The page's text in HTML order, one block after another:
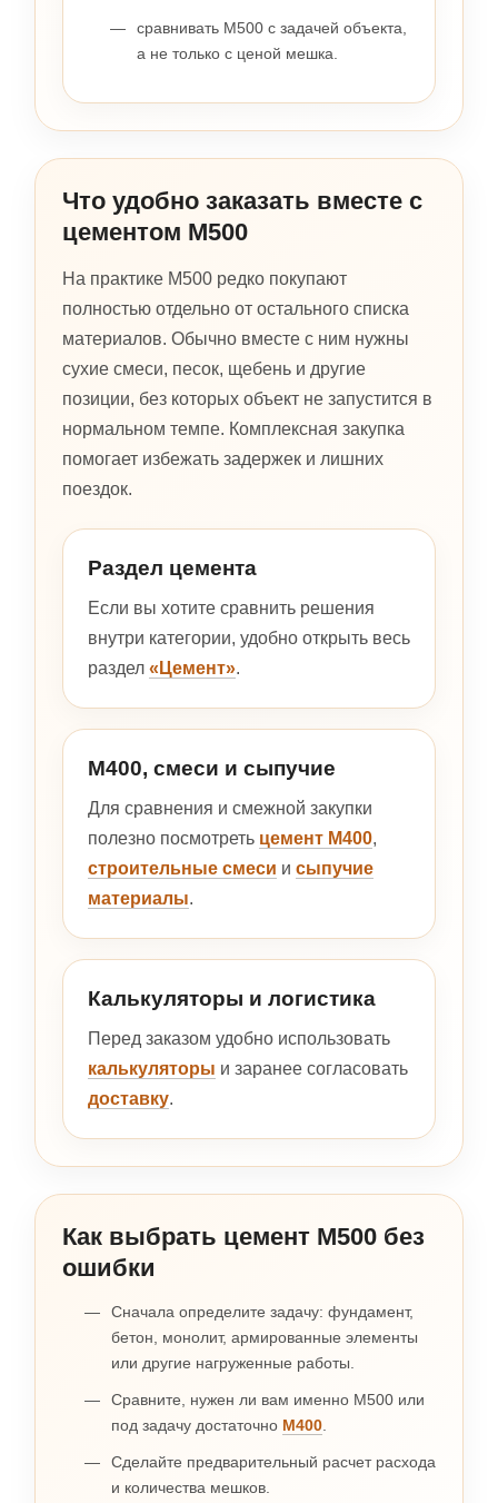
сравнивать М500 с задачей объекта,
а не только с ценой мешка.
Что удобно заказать вместе с
цементом М500
На практике М500 редко покупают
полностью отдельно от остального списка
материалов. Обычно вместе с ним нужны
сухие смеси, песок, щебень и другие
позиции, без которых объект не запустится в
нормальном темпе. Комплексная закупка
помогает избежать задержек и лишних
поездок.
Раздел цемента
Если вы хотите сравнить решения
внутри категории, удобно открыть весь
раздел «Цемент».
М400, смеси и сыпучие
Для сравнения и смежной закупки
полезно посмотреть цемент М400,
строительные смеси и сыпучие
материалы.
Калькуляторы и логистика
Перед заказом удобно использовать
калькуляторы и заранее согласовать
доставку.
Как выбрать цемент М500 без
ошибки
Сначала определите задачу: фундамент,
бетон, монолит, армированные элементы
или другие нагруженные работы.
Сравните, нужен ли вам именно М500 или
под задачу достаточно М400
Сделайте предварительный расчет расхода
и количества мешков.